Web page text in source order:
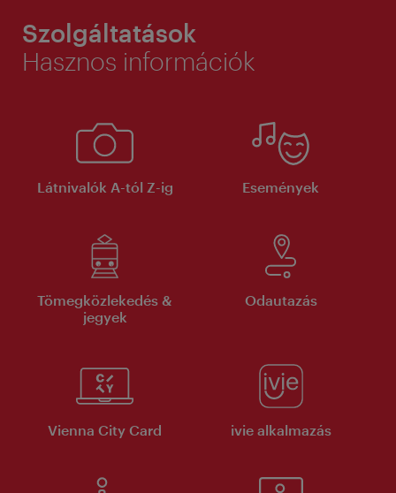
Szolgáltatások
Hasznos információk
Látnivalók A-tól Z-ig Események
Tömegközlekedés &
jegyek
Odautazás
Vienna City Card ivie alkalmazás